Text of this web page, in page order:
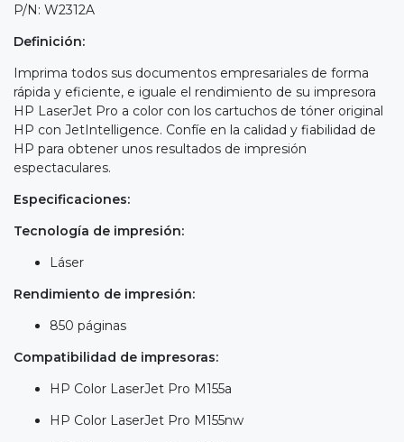
P/N: W2312A
Definición:
Imprima todos sus documentos empresariales de forma
rápida y eficiente, e iguale el rendimiento de su impresora
HP LaserJet Pro a color con los cartuchos de tóner original
HP con JetIntelligence. Confíe en la calidad y fiabilidad de
HP para obtener unos resultados de impresión
espectaculares.
Especificaciones:
Tecnología de impresión:
Láser
Rendimiento de impresión:
850 páginas
Compatibilidad de impresoras:
HP Color LaserJet Pro M155a
HP Color LaserJet Pro M155nw